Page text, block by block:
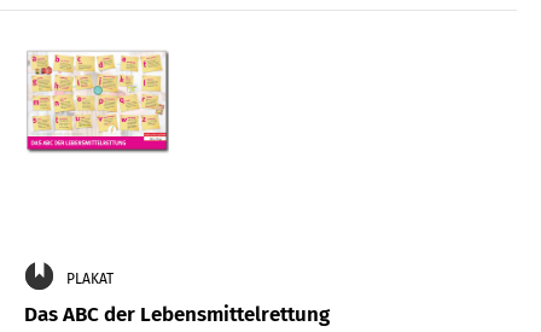
PLAKAT
Das ABC der Lebensmittelrettung